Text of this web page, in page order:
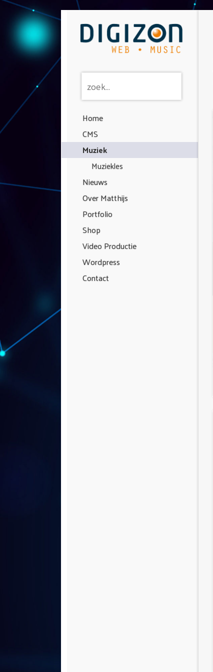
Home
CMS
Muziek
Muziekles
Nieuws
Over Matthijs
Portfolio
Shop
Video Productie
Wordpress
Contact